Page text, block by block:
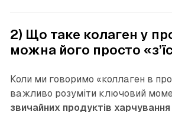
2) Що таке колаген у
можна його просто
Коли ми говоримо «коллаген в
важливо розуміти ключовий
звичайних продуктів